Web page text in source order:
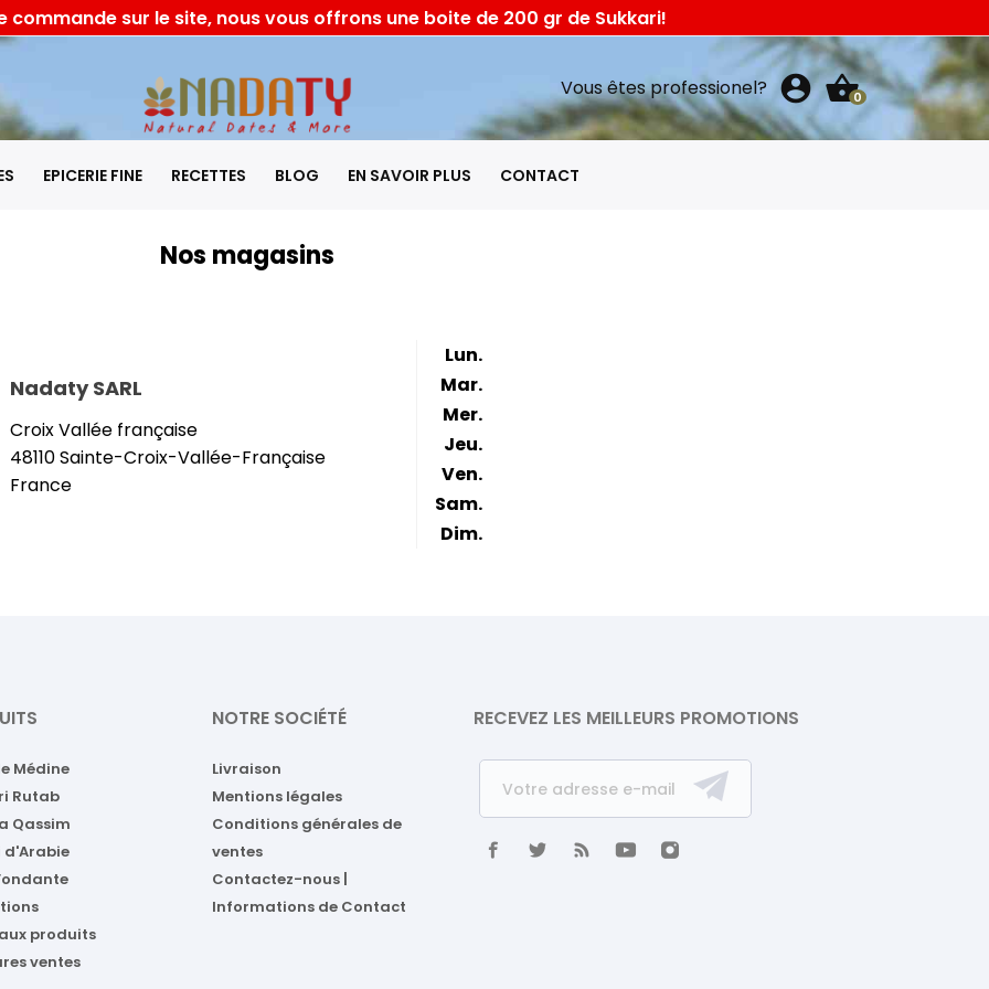
commande sur le site, nous vous offrons une boite de 200 gr de Sukkari!
shopping_basket
0
account_circle
Vous êtes professionel?
EPICERIE FINE RECETTES BLOG EN SAVOIR PLUS CONTACT
Nos magasins
Nadaty SARL
Croix Vallée française
48110 Sainte-Croix-Vallée-Française
France
Lun.
Mar.
Mer.
Jeu.
Ven.
Sam.
Dim.
Médine
Rutab
Qassim
d'Arabie
produits
ventes
NOTRE SOCIÉTÉ
Livraison
Mentions légales
Conditions générales de
ventes
Contactez-nous |
Informations de Contact
RECEVEZ LES MEILLEURS PROMOTIONS